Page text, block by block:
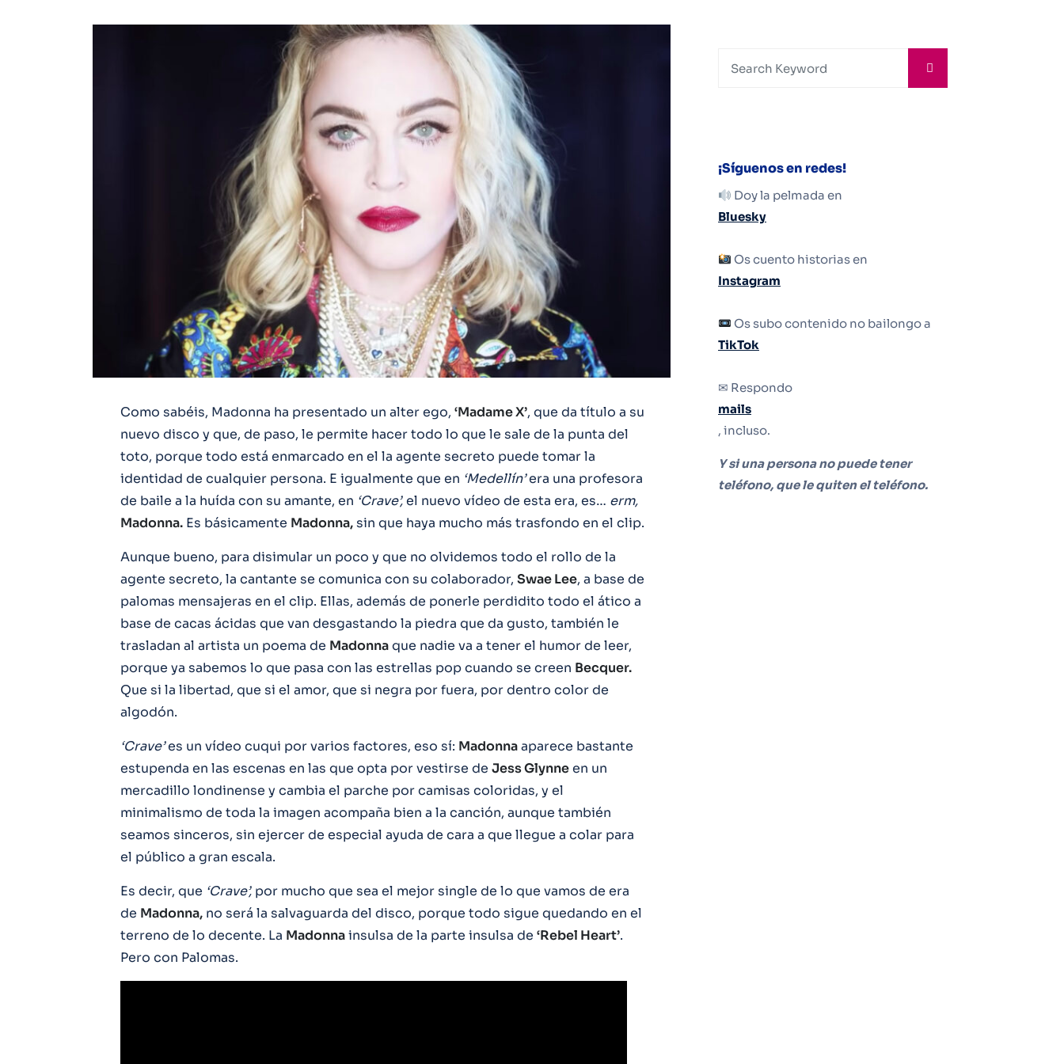
Como sabéis, Madonna ha presentado un alter ego, ‘Madame X’, que da título a su
nuevo disco y que, de paso, le permite hacer todo lo que le sale de la punta del
toto, porque todo está enmarcado en el la agente secreto puede tomar la
identidad de cualquier persona. E igualmente que en ‘Medellín’era una profesora
de baile a la huída con su amante, en ‘Crave’,el nuevo vídeo de esta era, es… erm,
Madonna. Es básicamente Madonna,sin que haya mucho más trasfondo en el clip.
Aunque bueno, para disimular un poco y que no olvidemos todo el rollo de la
agente secreto, la cantante se comunica con su colaborador, Swae Lee, a base de
palomas mensajeras en el clip. Ellas, además de ponerle perdidito todo el ático a
base de cacas ácidas que van desgastando la piedra que da gusto, también le
trasladan al artista un poema de Madonnaque nadie va a tener el humor de leer,
porque ya sabemos lo que pasa con las estrellas pop cuando se creen Becquer.
Que si la libertad, que si el amor, que si negra por fuera, por dentro color de
algodón.
‘Crave’es un vídeo cuqui por varios factores, eso sí: Madonnaaparece bastante
estupenda en las escenas en las que opta por vestirse de Jess Glynneen un
mercadillo londinense y cambia el parche por camisas coloridas, y el
minimalismo de toda la imagen acompaña bien a la canción, aunque también
seamos sinceros, sin ejercer de especial ayuda de cara a que llegue a colar para
el público a gran escala.
Es decir, que ‘Crave’, por mucho que sea el mejor single de lo que vamos de era
de Madonna, no será la salvaguarda del disco, porque todo sigue quedando en el
terreno de lo decente. La Madonnainsulsa de la parte insulsa de ‘Rebel Heart’.
Pero con Palomas.
¡Síguenos en redes!
Doy la pelmada en
Bluesky
Os cuento historias en
Instagram
Os subo contenido no bailongo a
TikTok
✉ Respondo
mails
, incluso.
Y si una persona no puede tener
teléfono, que le quiten el teléfono.